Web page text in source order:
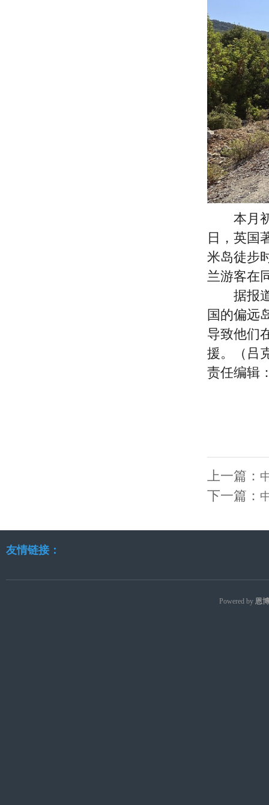
本月初
日，英国
米岛徒步
兰游客在
据报道
国的偏远
导致他们
援。（吕
责任编辑
上一篇：
下一篇：
友情链接：
Powered by 恩